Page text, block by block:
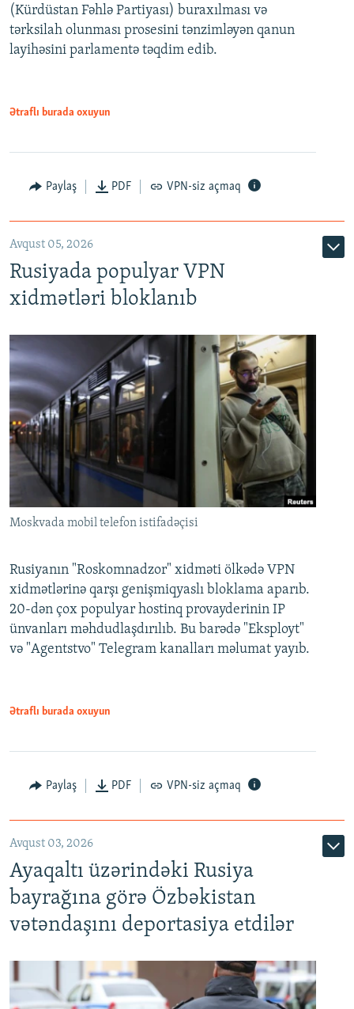
Auto 240p 360p 480p
720p 1080p
480p
(Kürdüstan Fəhlə Partiyası) buraxılması və
tərksilah olunması prosesini tənzimləyən qanun
layihəsini parlamentə təqdim edib.
Ətraflı burada oxuyun
Paylaş PDF VPN-siz açmaq
Avqust 05, 2026
Rusiyada populyar VPN
xidmətləri bloklanıb
Moskvada mobil telefon istifadəçisi
Rusiyanın "Roskomnadzor" xidməti ölkədə VPN
xidmətlərinə qarşı genişmiqyaslı bloklama aparıb.
20-dən çox populyar hostinq provayderinin IP
ünvanları məhdudlaşdırılıb. Bu barədə "Eksployt"
və "Agentstvo" Telegram kanalları məlumat yayıb.
Ətraflı burada oxuyun
Paylaş PDF VPN-siz açmaq
Avqust 03, 2026
Ayaqaltı üzərindəki Rusiya
bayrağına görə Özbəkistan
vətəndaşını deportasiya etdilər